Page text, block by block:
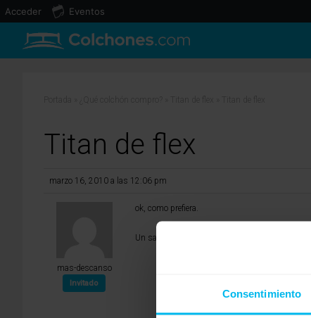
Consentimiento
Titan de flex
marzo 16, 2010 a las 12:06 pm
mas-descanso
Invitado
ok, como prefiera.
Un saludo.
Acceder Eventos